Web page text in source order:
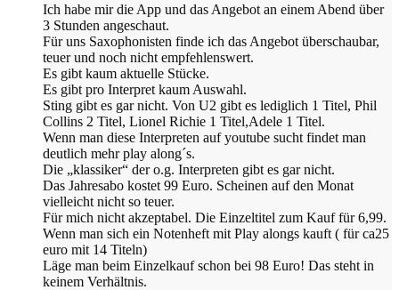
Ich habe mir die App und das Angebot an einem Abend über
3 Stunden angeschaut.
Für uns Saxophonisten finde ich das Angebot überschaubar,
teuer und noch nicht empfehlenswert.
Es gibt kaum aktuelle Stücke.
Es gibt pro Interpret kaum Auswahl.
Sting gibt es gar nicht. Von U2 gibt es lediglich 1 Titel, Phil
Collins 2 Titel, Lionel Richie 1 Titel,Adele 1 Titel.
Wenn man diese Interpreten auf youtube sucht findet man
deutlich mehr play along´s.
Die „klassiker“ der o.g. Interpreten gibt es gar nicht.
Das Jahresabo kostet 99 Euro. Scheinen auf den Monat
vielleicht nicht so teuer.
Für mich nicht akzeptabel. Die Einzeltitel zum Kauf für 6,99.
Wenn man sich ein Notenheft mit Play alongs kauft ( für ca25
euro mit 14 Titeln)
Läge man beim Einzelkauf schon bei 98 Euro! Das steht in
keinem Verhältnis.